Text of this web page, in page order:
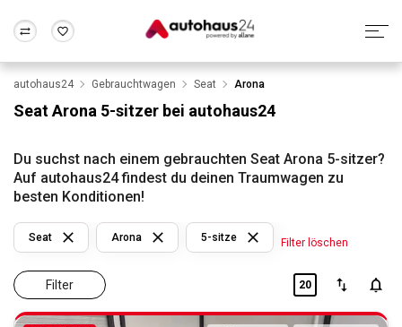
Wir bewerten dein Auto
Alle Fragen & Antworten
Rund um die Inzahlungnahme
Frankfurt Wuppertal
autohaus24 Gebrauchtwagen Seat Arona
Seat Arona 5-sitzer bei autohaus24
Du suchst nach einem gebrauchten Seat Arona 5-sitzer?
Auf autohaus24 findest du deinen Traumwagen zu
besten Konditionen!
Filter
Seat Arona 5-sitze Filter löschen
20